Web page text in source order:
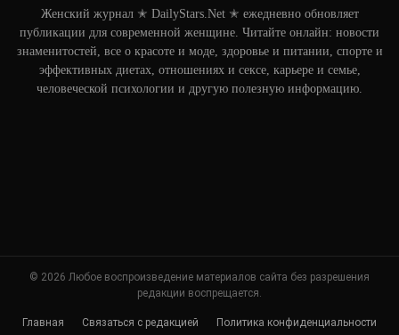
Женский журнал ✭ DailyStars.Net ✭ ежедневно обновляет
публикации для современной женщине. Читайте онлайн: новости
знаменитостей, все о красоте и моде, здоровье и питании, спорте и
эффективных диетах, отношениях и сексе, карьере и семье,
человеческой психологии и другую полезную информацию.
© 2026 Любое воспроизведение материалов сайта без разрешения
редакции воспрещается.
Главная Связаться с редакцией Политика конфиденциальности